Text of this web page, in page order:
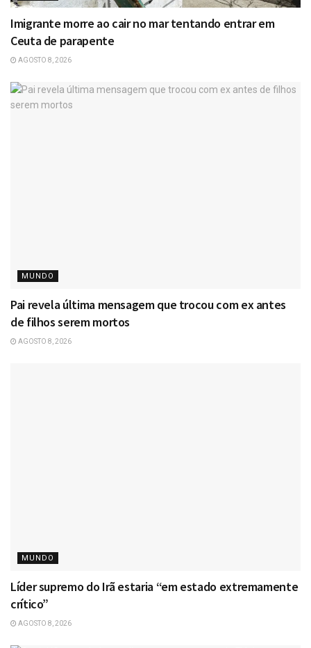
Imigrante morre ao cair no mar tentando entrar em
Ceuta de parapente
AGOSTO 8, 2026
MUNDO
Pai revela última mensagem que trocou com ex antes
de filhos serem mortos
AGOSTO 8, 2026
MUNDO
Líder supremo do Irã estaria “em estado extremamente
crítico”
AGOSTO 8, 2026